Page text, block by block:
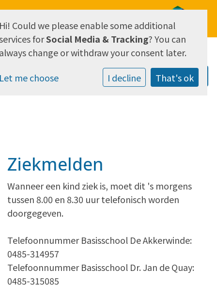
AVG & Privacy
Ziekmelden
Wanneer een kind ziek is, moet dit 's morgens
tussen 8.00 en 8.30 uur telefonisch worden
doorgegeven.
Telefoonnummer Basisschool De Akkerwinde:
0485-314957
Telefoonnummer Basisschool Dr. Jan de Quay:
0485-315085
Could we please enable some additional
forSocial Media & Tracking? You can
change or withdraw your consent later.
me choose
I decline That's ok